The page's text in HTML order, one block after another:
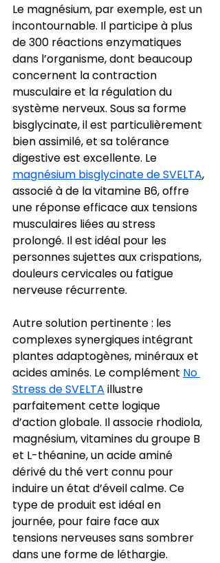
Le magnésium, par exemple, est un
incontournable. Il participe à plus
de 300 réactions enzymatiques
dans l’organisme, dont beaucoup
concernent la contraction
musculaire et la régulation du
système nerveux. Sous sa forme
bisglycinate, il est particulièrement
bien assimilé, et sa tolérance
digestive est excellente. Le
magnésium bisglycinate de SVELTA,
associé à de la vitamine B6, offre
une réponse efficace aux tensions
musculaires liées au stress
prolongé. Il est idéal pour les
personnes sujettes aux crispations,
douleurs cervicales ou fatigue
nerveuse récurrente.
Autre solution pertinente : les
complexes synergiques intégrant
plantes adaptogènes, minéraux et
acides aminés. Le complément No
Stress de SVELTA illustre
parfaitement cette logique
d’action globale. Il associe rhodiola,
magnésium, vitamines du groupe B
et L-théanine, un acide aminé
dérivé du thé vert connu pour
induire un état d’éveil calme. Ce
type de produit est idéal en
journée, pour faire face aux
tensions nerveuses sans sombrer
dans une forme de léthargie.